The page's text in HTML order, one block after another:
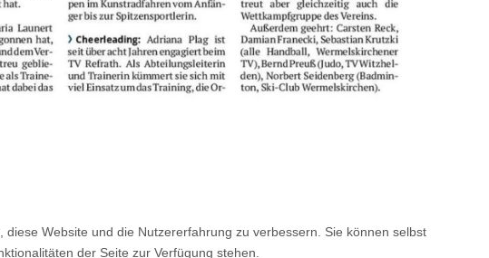
Website und die Nutzererfahrung zu verbessern. Sie können selbst
der Seite zur Verfügung stehen.